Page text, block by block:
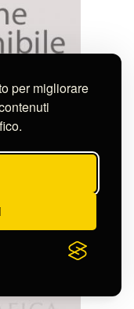
per migliorare
..